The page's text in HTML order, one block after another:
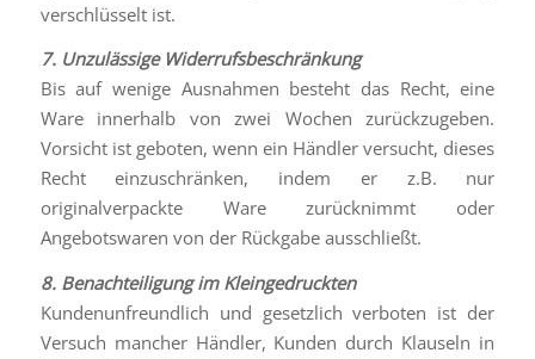
verschlüsselt ist.
7. Unzulässige Widerrufsbeschränkung
Bis auf wenige Ausnahmen besteht das Recht, eine
Ware innerhalb von zwei Wochen zurückzugeben.
Vorsicht ist geboten, wenn ein Händler versucht, dieses
Recht einzuschränken, indem er z.B. nur
originalverpackte Ware zurücknimmt oder
Angebotswaren von der Rückgabe ausschließt.
8. Benachteiligung im Kleingedruckten
Kundenunfreundlich und gesetzlich verboten ist der
Versuch mancher Händler, Kunden durch Klauseln in